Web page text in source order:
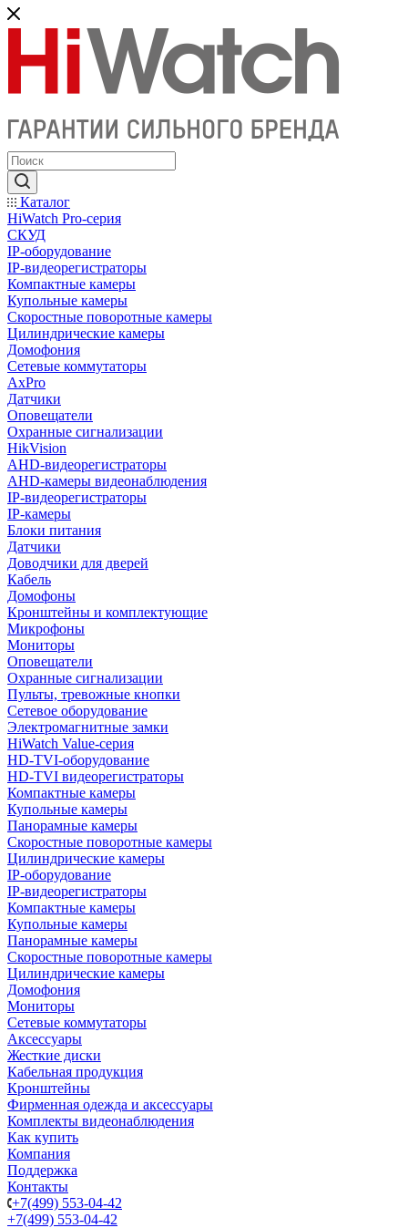
Каталог
HiWatch Pro-серия
CКУД
IP-оборудование
IP-видеорегистраторы
Компактные камеры
Купольные камеры
Скоростные поворотные камеры
Цилиндрические камеры
Домофония
Сетевые коммутаторы
AxPro
Датчики
Оповещатели
Охранные сигнализации
HikVision
AHD-видеорегистраторы
AHD-камеры видеонаблюдения
IP-видеорегистраторы
IP-камеры
Блоки питания
Датчики
Доводчики для дверей
Кабель
Домофоны
Кронштейны и комплектующие
Микрофоны
Мониторы
Оповещатели
Охранные сигнализации
Пульты, тревожные кнопки
Сетевое оборудование
Электромагнитные замки
HiWatch Value-серия
HD-TVI-оборудование
HD-TVI видеорегистраторы
Компактные камеры
Купольные камеры
Панорамные камеры
Скоростные поворотные камеры
Цилиндрические камеры
IP-оборудование
IP-видеорегистраторы
Компактные камеры
Купольные камеры
Панорамные камеры
Скоростные поворотные камеры
Цилиндрические камеры
Домофония
Мониторы
Сетевые коммутаторы
Аксессуары
Жесткие диски
Кабельная продукция
Кронштейны
Фирменная одежда и аксессуары
Комплекты видеонаблюдения
Как купить
Компания
Поддержка
Контакты
+7(499) 553-04-42
+7(499) 553-04-42